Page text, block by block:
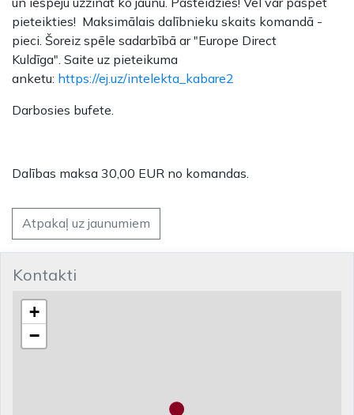
pieteikties! Maksimālais dalībnieku skaits komandā -
pieci. Šoreiz spēle sadarbībā ar "Europe Direct
Kuldīga". Saite uz pieteikuma
anketu: https://ej.uz/intelekta_kabare2
Darbosies bufete.
Dalības maksa 30,00 EUR no komandas.
Atpakaļ uz jaunumiem
Kontakti
+
−